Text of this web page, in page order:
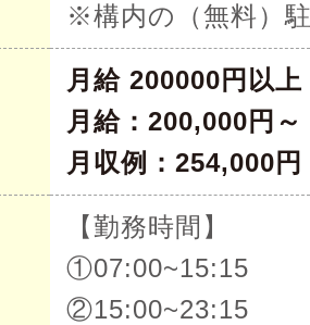
※構内の（無料）
月給 200000円以上
月給：200,000円～
月収例：254,000
【勤務時間】
①07:00~15:15
②15:00~23:15